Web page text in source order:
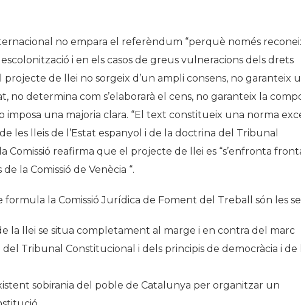
no empara el referèndum “perquè només
i en els casos de greus vulneracions dels drets
projecte de llei no sorgeix d’un ampli consens, no garanteix
no determina com s’elaborarà el cens, no garanteix la
imposa una majoria clara. “El text constitueix una norma
les lleis de l’Estat espanyol i de la doctrina del Tribunal
Comissió reafirma que el projecte de llei es “s’enfronta
la Comissió de Venècia “.
formula la Comissió Jurídica de Foment del Treball són les
la llei se situa completament al marge i en contra del marc
Tribunal Constitucional i dels principis de democràcia i de
sobirania del poble de Catalunya per organitzar un